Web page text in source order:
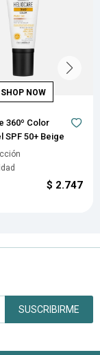
360º Color
SPF 50+ Beige
$ 2.747
SUSCRIBIRME